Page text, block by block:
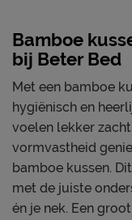
Bamboe
bij Beter Bed
Met een bamboe
hygiënisch en
voelen lekker
vormvastheid
bamboe kussen.
met de juiste
én je nek. Een